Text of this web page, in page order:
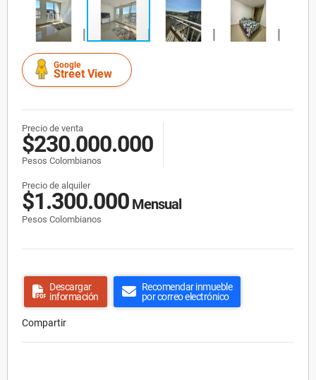
Google
Street View
Precio de venta
$230.000.000
Pesos Colombianos
Precio de alquiler
$1.300.000 Mensual
Pesos Colombianos
Descargar
información
Recomendar inmueble
por correo electrónico
Compartir